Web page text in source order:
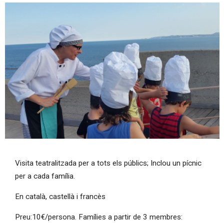
Visita teatralitzada per a tots els públics; Inclou un pícnic
per a cada família.
En català, castellà i francès
Preu:10€/persona. Famílies a partir de 3 membres: